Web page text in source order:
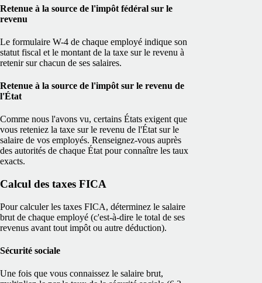
Retenue à la source de l'impôt fédéral sur le
revenu
Le formulaire W-4 de chaque employé indique son
statut fiscal et le montant de la taxe sur le revenu à
retenir sur chacun de ses salaires.
Retenue à la source de l'impôt sur le revenu de
l'État
Comme nous l'avons vu, certains États exigent que
vous reteniez la taxe sur le revenu de l'État sur le
salaire de vos employés. Renseignez-vous auprès
des autorités de chaque État pour connaître les taux
exacts.
Calcul des taxes FICA
Pour calculer les taxes FICA, déterminez le salaire
brut de chaque employé (c'est-à-dire le total de ses
revenus avant tout impôt ou autre déduction).
Sécurité sociale
Une fois que vous connaissez le salaire brut,